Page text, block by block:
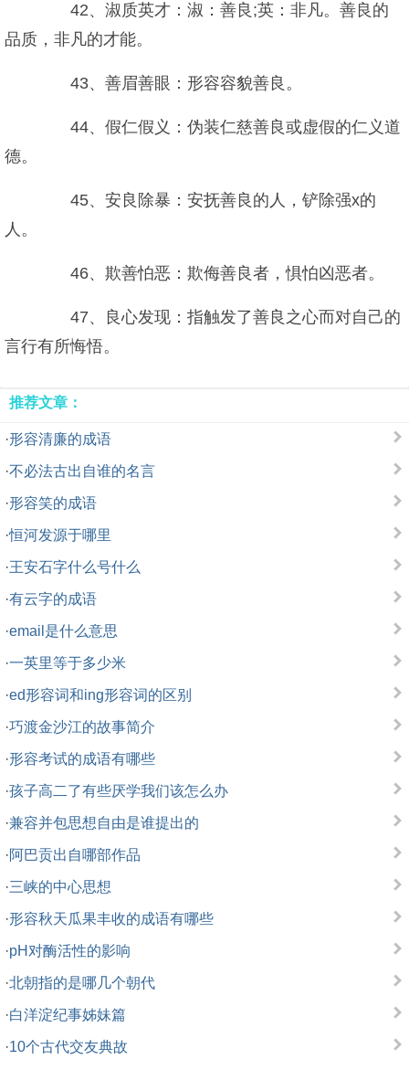
42、淑质英才：淑：善良;英：非凡。善良的
品质，非凡的才能。
43、善眉善眼：形容容貌善良。
44、假仁假义：伪装仁慈善良或虚假的仁义道
德。
45、安良除暴：安抚善良的人，铲除强x的
人。
46、欺善怕恶：欺侮善良者，惧怕凶恶者。
47、良心发现：指触发了善良之心而对自己的
言行有所悔悟。
推荐文章：
·形容清廉的成语
·不必法古出自谁的名言
·形容笑的成语
·恒河发源于哪里
·王安石字什么号什么
·有云字的成语
·email是什么意思
·一英里等于多少米
·ed形容词和ing形容词的区别
·巧渡金沙江的故事简介
·形容考试的成语有哪些
·孩子高二了有些厌学我们该怎么办
·兼容并包思想自由是谁提出的
·阿巴贡出自哪部作品
·三峡的中心思想
·形容秋天瓜果丰收的成语有哪些
·pH对酶活性的影响
·北朝指的是哪几个朝代
·白洋淀纪事姊妹篇
·10个古代交友典故